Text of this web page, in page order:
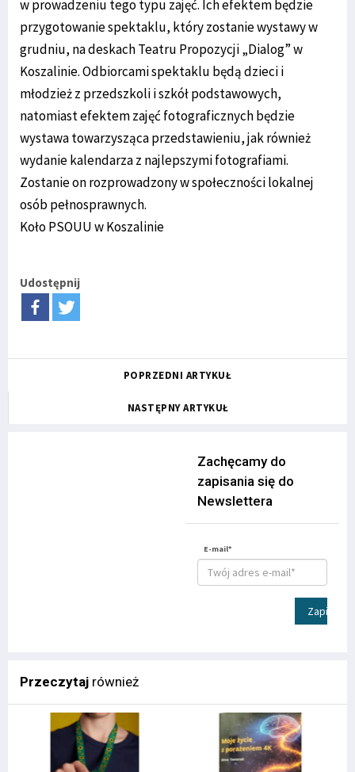
w prowadzeniu tego typu zajęć. Ich efektem będzie
przygotowanie spektaklu, który zostanie wystawy w
grudniu, na deskach Teatru Propozycji „Dialog” w
Koszalinie. Odbiorcami spektaklu będą dzieci i
młodzież z przedszkoli i szkół podstawowych,
natomiast efektem zajęć fotograficznych będzie
wystawa towarzysząca przedstawieniu, jak również
wydanie kalendarza z najlepszymi fotografiami.
Zostanie on rozprowadzony w społeczności lokalnej
osób pełnosprawnych.
Koło PSOUU w Koszalinie
Udostępnij
POPRZEDNI ARTYKUŁ
NASTĘPNY ARTYKUŁ
Zachęcamy do
zapisania się do
Newslettera
E-mail*
Zapisz
Przeczytaj również